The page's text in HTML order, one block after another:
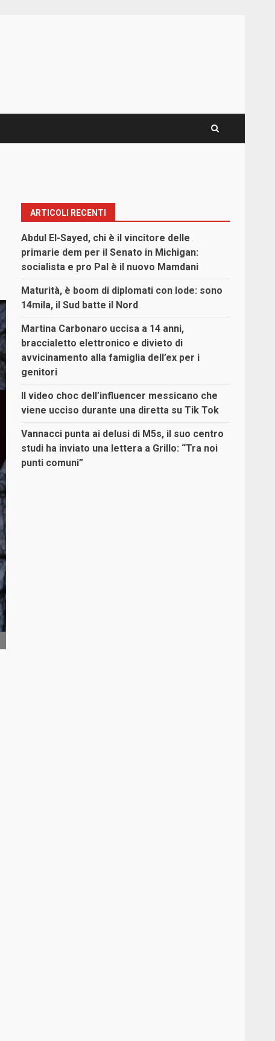
ARTICOLI RECENTI
Abdul El-Sayed, chi è il vincitore delle
primarie dem per il Senato in Michigan:
socialista e pro Pal è il nuovo Mamdani
Maturità, è boom di diplomati con lode: sono
14mila, il Sud batte il Nord
Martina Carbonaro uccisa a 14 anni,
braccialetto elettronico e divieto di
avvicinamento alla famiglia dell’ex per i
genitori
Il video choc dell’influencer messicano che
viene ucciso durante una diretta su Tik Tok
Vannacci punta ai delusi di M5s, il suo centro
studi ha inviato una lettera a Grillo: “Tra noi
punti comuni”